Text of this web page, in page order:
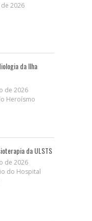
2026
da Ilha
de 2026
Heroísmo
da ULSTS
de 2026
do Hospital